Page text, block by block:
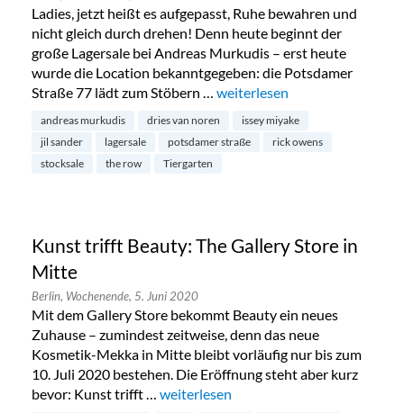
Ladies, jetzt heißt es aufgepasst, Ruhe bewahren und
nicht gleich durch drehen! Denn heute beginnt der
große Lagersale bei Andreas Murkudis – erst heute
wurde die Location bekanntgegeben: die Potsdamer
Straße 77 lädt zum Stöbern … „Endlich: Stocksale bei
weiterlesen
andreas murkudis dries van noren
issey miyake
jil sander
lagersale potsdamer straße
rick owens
stocksale
the row Tiergarten
Kunst trifft Beauty: The Gallery Store in
Mitte
Berlin, Wochenende, 5. Juni 2020
Mit dem Gallery Store bekommt Beauty ein neues
Zuhause – zumindest zeitweise, denn das neue
Kosmetik-Mekka in Mitte bleibt vorläufig nur bis zum
10. Juli 2020 bestehen. Die Eröffnung steht aber kurz
bevor: Kunst trifft … „Kunst trifft Beauty: The Gallery Store
weiterlesen